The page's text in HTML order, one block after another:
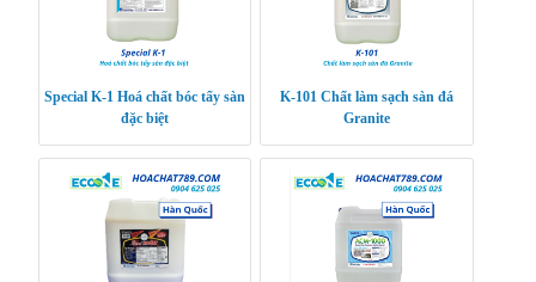
Special K-1 Hoá chất bóc tẩy sàn
đặc biệt
K-101 Chất làm sạch sàn đá
Granite